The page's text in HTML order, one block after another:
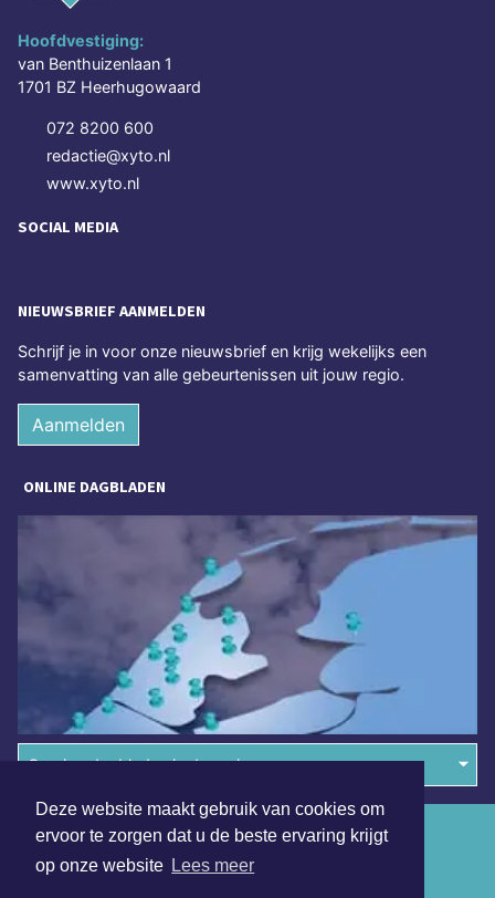
Deze website maakt gebruik van cookies om
ervoor te zorgen dat u de beste ervaring krijgt
op onze website Lees meer
Hoofdvestiging:
van Benthuizenlaan 1
1701 BZ Heerhugowaard
072 8200 600
redactie@xyto.nl
www.xyto.nl
SOCIAL MEDIA
NIEUWSBRIEF AANMELDEN
Schrijf je in voor onze nieuwsbrief en krijg wekelijks een
samenvatting van alle gebeurtenissen uit jouw regio.
Aanmelden
ONLINE DAGBLADEN
Overige dagbladen in de regio
Algemene voorwaarden
Disclaimer